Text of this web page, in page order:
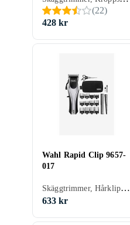
(22)
428 kr
Wahl Rapid Clip 9657-
017
Skäggtrimmer, Hårklippare, Batteridrift, Sax, Batterinivåindikator, Stöd för snabbladdning, Inställningslås, Hårkam ingår
633 kr